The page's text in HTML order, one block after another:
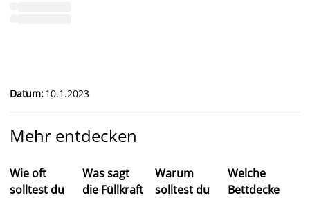
Datum:10.1.2023
Mehr entdecken
Wie oft
solltest du
Was sagt
die Füllkraft
Warum
solltest du
Welche
Bettdecke